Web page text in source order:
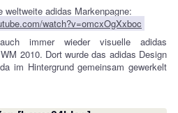
adidas Markenpagne:
watch?v=omcxOgXxboc
immer wieder visuelle adidas
2010. Dort wurde das adidas Design
im Hintergrund gemeinsam gewerkelt